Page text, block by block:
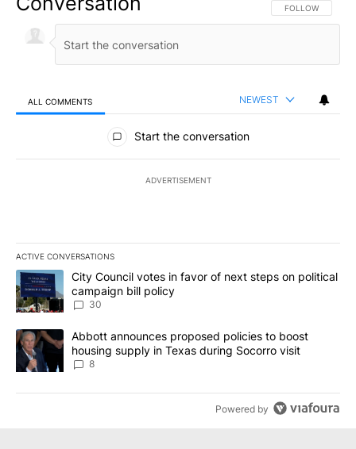
FOLLOW THIS
FOLLOW
ALL COMMENTS NEWEST
All Comments
Start the conversation
ADVERTISEMENT
ACTIVE CONVERSATIONS
The following is a list of the most commented articles in the last
A trending article titled "City Council votes in favor of next
City Council votes in favor of next steps on political
campaign bill policy
30
A trending article titled "Abbott announces proposed policies to
Abbott announces proposed policies to boost
housing supply in Texas during Socorro visit
8
Powered by